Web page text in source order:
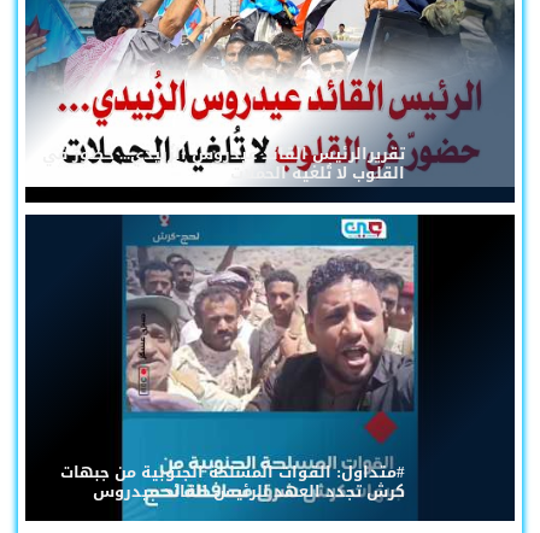
تقريرالرئيس القائد عيدروس الزُبيدي... حضورٌ في
القلوب لا تُلغيه الحملات
#متداول: القوات المسلحة الجنوبية من جبهات
كرش تجدد العهد للرئيس القائد عيدروس